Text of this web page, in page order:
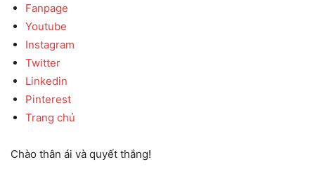
Fanpage
Youtube
Instagram
Twitter
Linkedin
Pinterest
Trang chủ
Chào thân ái và quyết thắng!